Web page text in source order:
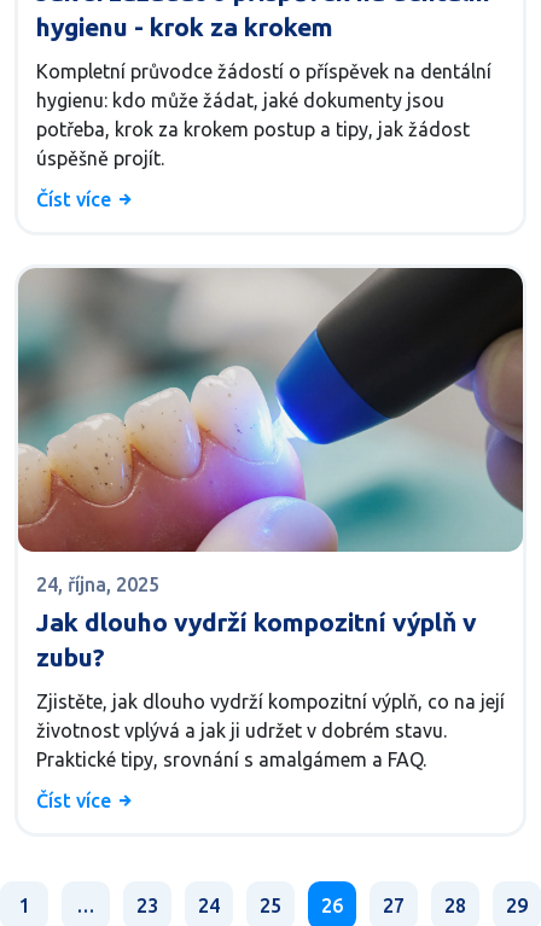
hygienu - krok za krokem
Kompletní průvodce žádostí o příspěvek na dentální
hygienu: kdo může žádat, jaké dokumenty jsou
potřeba, krok za krokem postup a tipy, jak žádost
úspěšně projít.
Číst více
24, října, 2025
Jak dlouho vydrží kompozitní výplň v
zubu?
Zjistěte, jak dlouho vydrží kompozitní výplň, co na její
životnost vplývá a jak ji udržet v dobrém stavu.
Praktické tipy, srovnání s amalgámem a FAQ.
Číst více
1 … 23 24 25 26 27 28 29